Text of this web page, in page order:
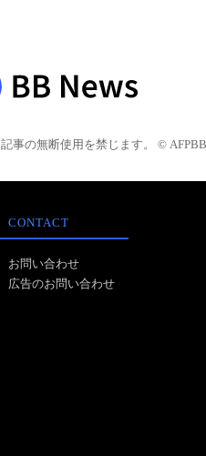
事の無断使用を禁じます。 © AFPBB
CONTACT
お問い合わせ
広告のお問い合わせ